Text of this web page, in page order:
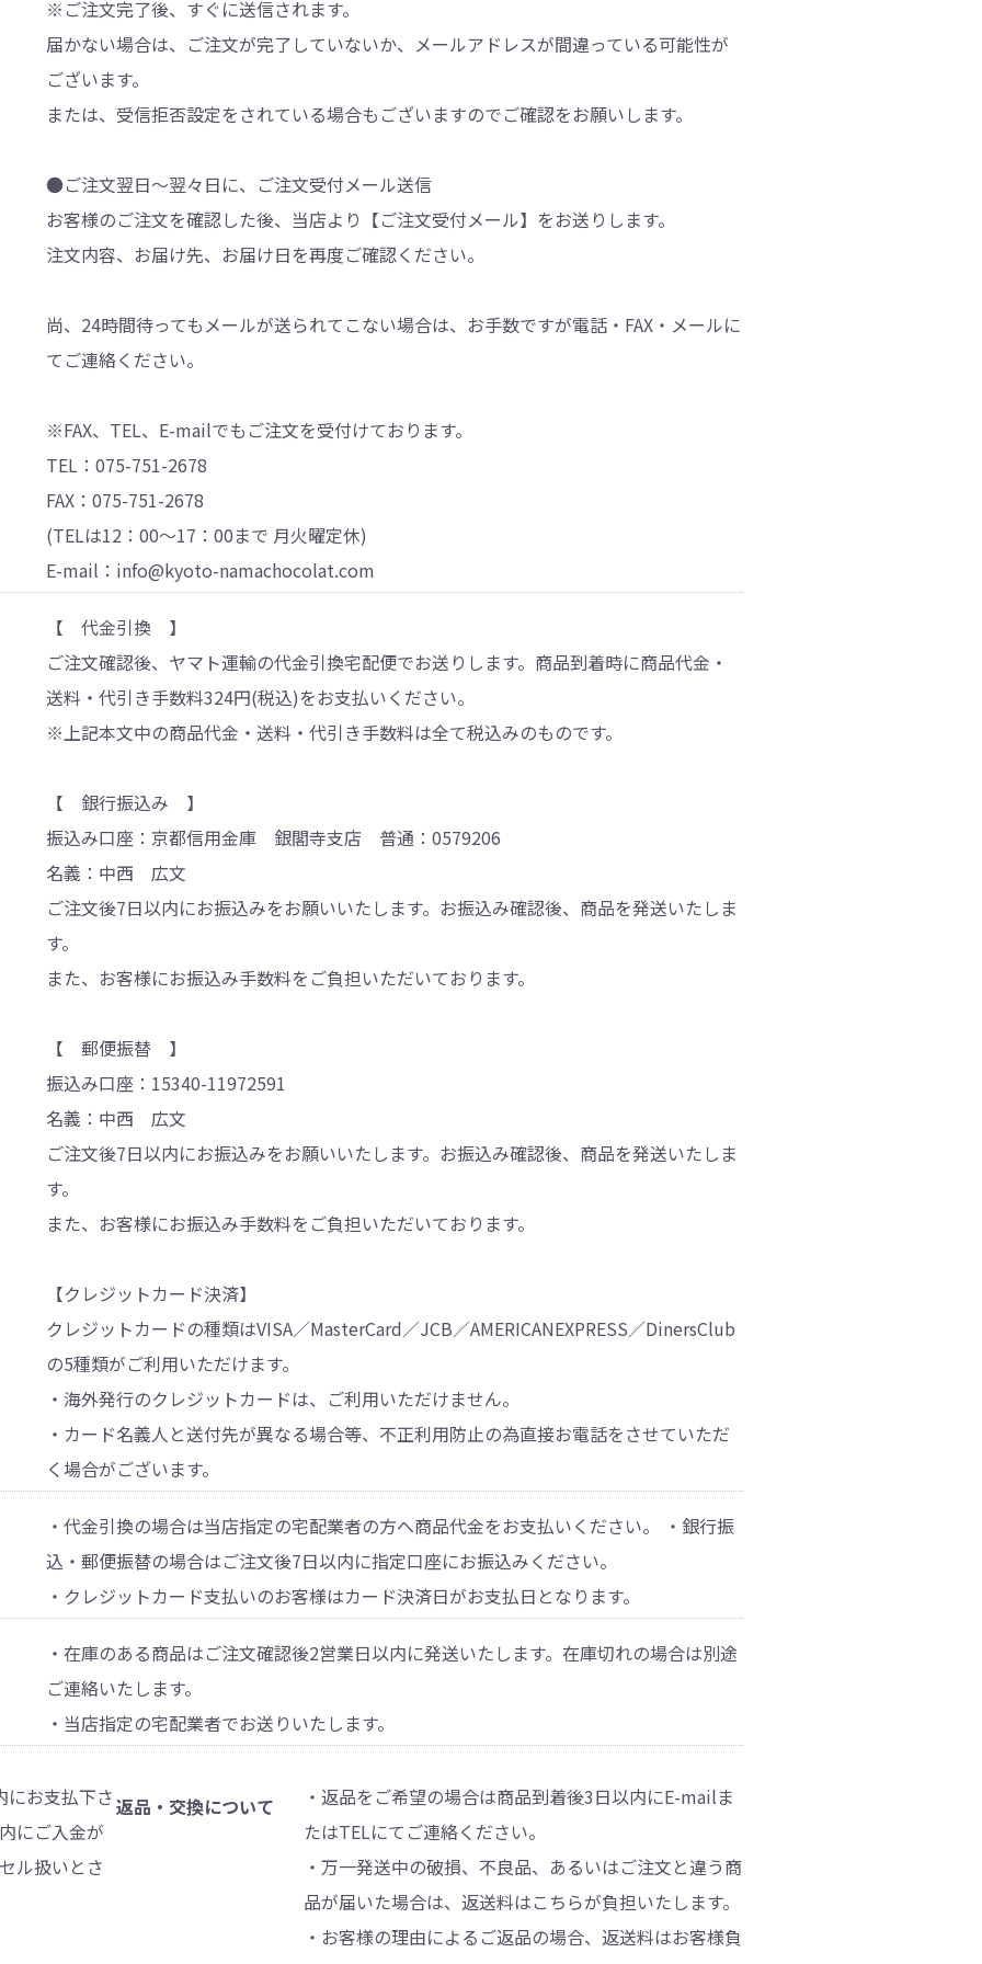
※ご注文完了後、すぐに送信されます。
届かない場合は、ご注文が完了していないか、メールアドレスが間違っている可能性が
ございます。
または、受信拒否設定をされている場合もございますのでご確認をお願いします。
●ご注文翌日～翌々日に、ご注文受付メール送信
お客様のご注文を確認した後、当店より【ご注文受付メール】をお送りします。
注文内容、お届け先、お届け日を再度ご確認ください。
尚、24時間待ってもメールが送られてこない場合は、お手数ですが電話・FAX・メールに
てご連絡ください。
※FAX、TEL、E-mailでもご注文を受付けております。
TEL：075-751-2678
FAX：075-751-2678
(TELは12：00～17：00まで 月火曜定休)
E-mail：info@kyoto-namachocolat.com
【 代金引換 】
ご注文確認後、ヤマト運輸の代金引換宅配便でお送りします。商品到着時に商品代金・
送料・代引き手数料324円(税込)をお支払いください。
※上記本文中の商品代金・送料・代引き手数料は全て税込みのものです。
【 銀行振込み 】
振込み口座：京都信用金庫 銀閣寺支店 普通：0579206
名義：中西 広文
ご注文後7日以内にお振込みをお願いいたします。お振込み確認後、商品を発送いたしま
す。
また、お客様にお振込み手数料をご負担いただいております。
【 郵便振替 】
振込み口座：15340-11972591
名義：中西 広文
ご注文後7日以内にお振込みをお願いいたします。お振込み確認後、商品を発送いたしま
す。
また、お客様にお振込み手数料をご負担いただいております。
【クレジットカード決済】
クレジットカードの種類はVISA／MasterCard／JCB／AMERICANEXPRESS／DinersClub
の5種類がご利用いただけます。
・海外発行のクレジットカードは、ご利用いただけません。
・カード名義人と送付先が異なる場合等、不正利用防止の為直接お電話をさせていただ
く場合がございます。
・代金引換の場合は当店指定の宅配業者の方へ商品代金をお支払いください。 ・銀行振
込・郵便振替の場合はご注文後7日以内に指定口座にお振込みください。
・クレジットカード支払いのお客様はカード決済日がお支払日となります。
・在庫のある商品はご注文確認後2営業日以内に発送いたします。在庫切れの場合は別途
ご連絡いたします。
・当店指定の宅配業者でお送りいたします。
にお支払下さ
にご入金が
ル扱いとさ
返品・交換について
・返品をご希望の場合は商品到着後3日以内にE-mailま
たはTELにてご連絡ください。
・万一発送中の破損、不良品、あるいはご注文と違う商
品が届いた場合は、返送料はこちらが負担いたします。
・お客様の理由によるご返品の場合、返送料はお客様負